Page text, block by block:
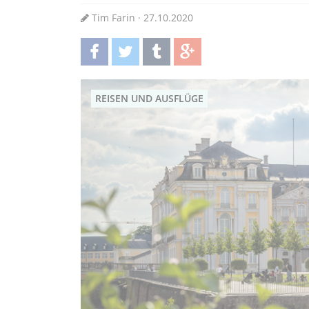
Tim Farin · 27.10.2020
teilentwittern teilen teilen
REISEN UND AUSFLÜGE